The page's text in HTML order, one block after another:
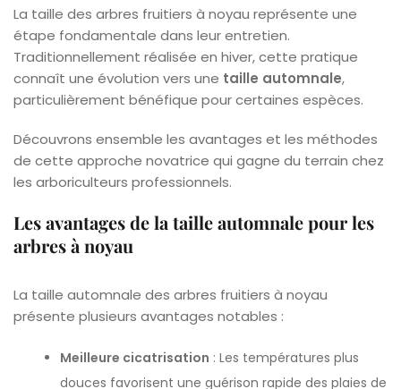
La taille des arbres fruitiers à noyau représente une
étape fondamentale dans leur entretien.
Traditionnellement réalisée en hiver, cette pratique
connaît une évolution vers une taille automnale,
particulièrement bénéfique pour certaines espèces.
Découvrons ensemble les avantages et les méthodes
de cette approche novatrice qui gagne du terrain chez
les arboriculteurs professionnels.
Les avantages de la taille automnale pour les
arbres à noyau
La taille automnale des arbres fruitiers à noyau
présente plusieurs avantages notables :
Meilleure cicatrisation : Les températures plus
douces favorisent une guérison rapide des plaies de